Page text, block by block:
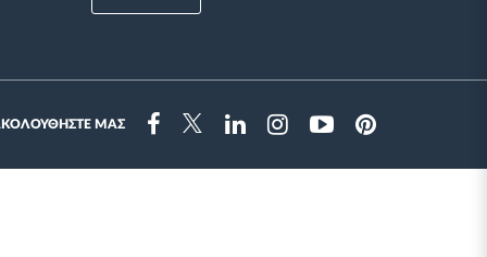
ΜΑΣ
FacebookTwitterLinkedinInstragramYoutubePinterest